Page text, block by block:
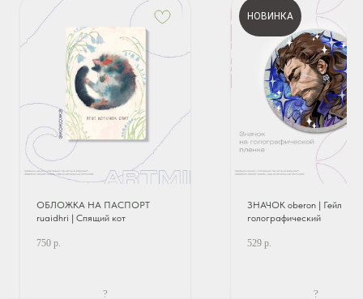
ОБЛОЖКА НА ПАСПОРТ
ruaidhri | Спящий кот
750 р.
?
НОВИНКА
ЗНАЧОК oberon | Гейл
голографический
529 р.
?